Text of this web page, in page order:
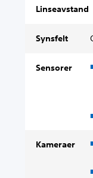
Linseavstand
Synsfelt
Sensorer
Kameraer